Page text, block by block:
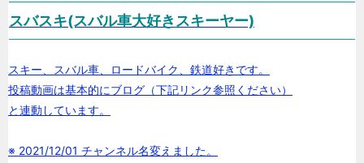
スバスキ(スバル車大好きスキーヤー)
スキー、スバル車、ロードバイク、鉄道好きです。
投稿動画は基本的にブログ（下記リンク参照ください）
と連動しています。
※ 2021/12/01 チャンネル名変えました。